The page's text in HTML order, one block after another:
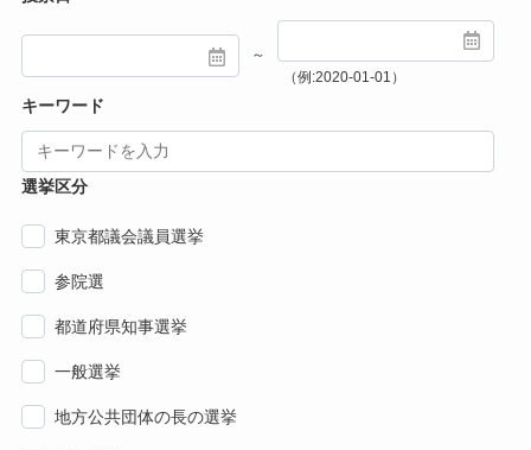
～
（例:2020-01-01）
キーワード
選挙区分
東京都議会議員選挙
参院選
都道府県知事選挙
一般選挙
地方公共団体の長の選挙